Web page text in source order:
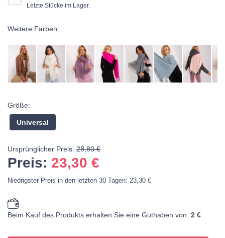
Letzte Stücke im Lager.
Weitere Farben:
Größe:
Universal
Ursprünglicher Preis: 28,80 €
Preis: 23,30 €
Niedrigster Preis in den letzten 30 Tagen: 23,30 €
Beim Kauf des Produkts erhalten Sie eine Guthaben von: 2 €